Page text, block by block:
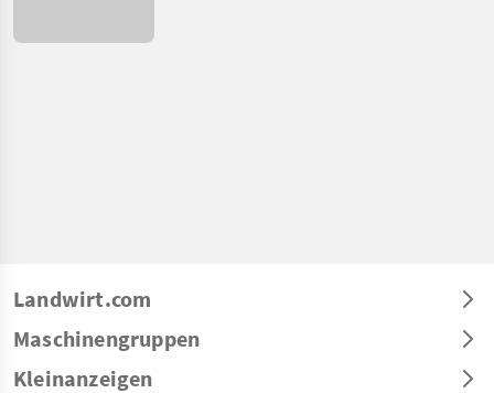
Landwirt.com
Maschinengruppen
Kleinanzeigen